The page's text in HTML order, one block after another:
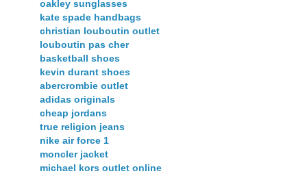
oakley sunglasses
kate spade handbags
christian louboutin outlet
louboutin pas cher
basketball shoes
kevin durant shoes
abercrombie outlet
adidas originals
cheap jordans
true religion jeans
nike air force 1
moncler jacket
michael kors outlet online